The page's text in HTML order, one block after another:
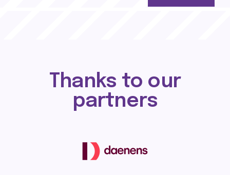
Thanks to our
partners